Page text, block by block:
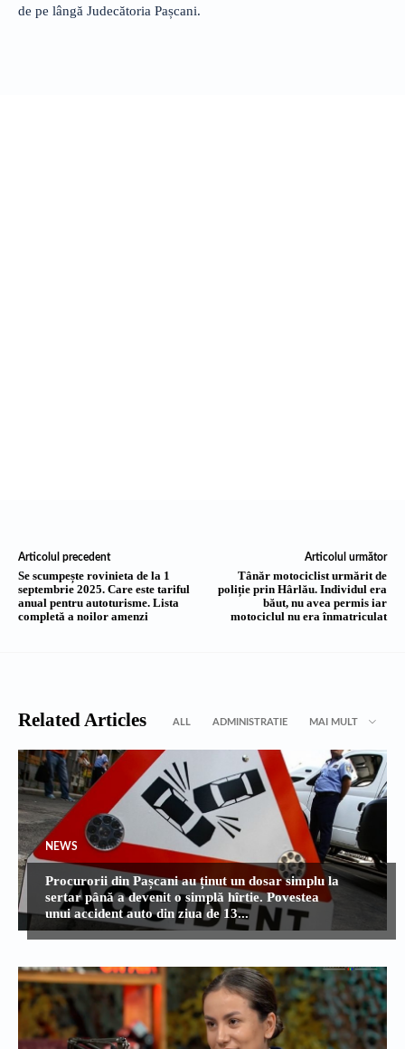
de pe lângă Judecătoria Pașcani.
Articolul precedent
Se scumpește rovinieta de la 1
septembrie 2025. Care este tariful
anual pentru autoturisme. Lista
completă a noilor amenzi
Articolul următor
Tânăr motociclist urmărit de
poliție prin Hârlău. Individul era
băut, nu avea permis iar
motociclul nu era înmatriculat
Related Articles ALL ADMINISTRATIE MAI MULT
NEWS
Procurorii din Pașcani au ținut un dosar simplu la
sertar până a devenit o simplă hîrtie. Povestea
unui accident auto din ziua de 13...